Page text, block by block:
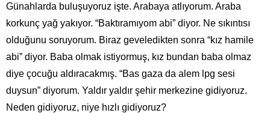
Günahlarda buluşuyoruz işte. Arabaya atlıyorum. Araba
korkunç yağ yakıyor. “Baktıramıyom abi” diyor. Ne sıkıntısı
olduğunu soruyorum. Biraz geveledikten sonra “kız hamile
abi” diyor. Baba olmak istiyormuş, kız bundan baba olmaz
diye çocuğu aldıracakmış. “Bas gaza da alem lpg sesi
duysun” diyorum. Yaldır yaldır şehir merkezine gidiyoruz.
Neden gidiyoruz, niye hızlı gidiyoruz?